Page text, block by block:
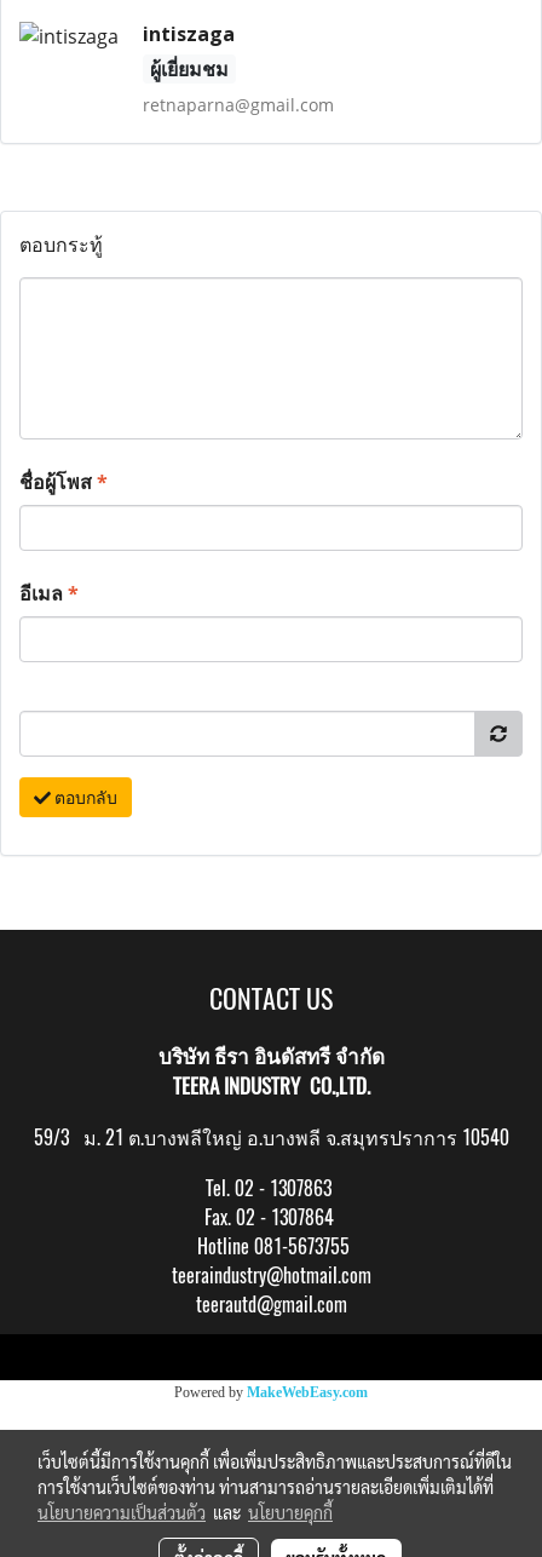
intiszaga
ผู้เยี่ยมชม
retnaparna@gmail.com
ตอบกระทู้
ชื่อผู้โพส*
อีเมล*
ตอบกลับ
CONTACT US
บริษัท ธีรา อินดัสทรี จำกัด
TEERA INDUSTRY CO.,LTD.
59/3 ม. 21 ต.บางพลีใหญ่ อ.บางพลี จ.สมุทรปราการ 10540
Tel. 02 - 1307863
Fax. 02 - 1307864
Hotline 081-5673755
teeraindustry@hotmail.com
teerautd@gmail.com
Powered by MakeWebEasy.com
เว็บไซต์นี้มีการใช้งานคุกกี้ เพื่อเพิ่มประสิทธิภาพและประสบการณ์ที่ดีใน
การใช้งานเว็บไซต์ของท่าน ท่านสามารถอ่านรายละเอียดเพิ่มเติมได้ที่
นโยบายความเป็นส่วนตัว และ นโยบายคุกกี้